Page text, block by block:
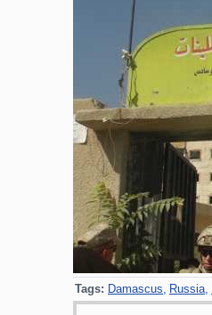
Tags: Damascus Russia